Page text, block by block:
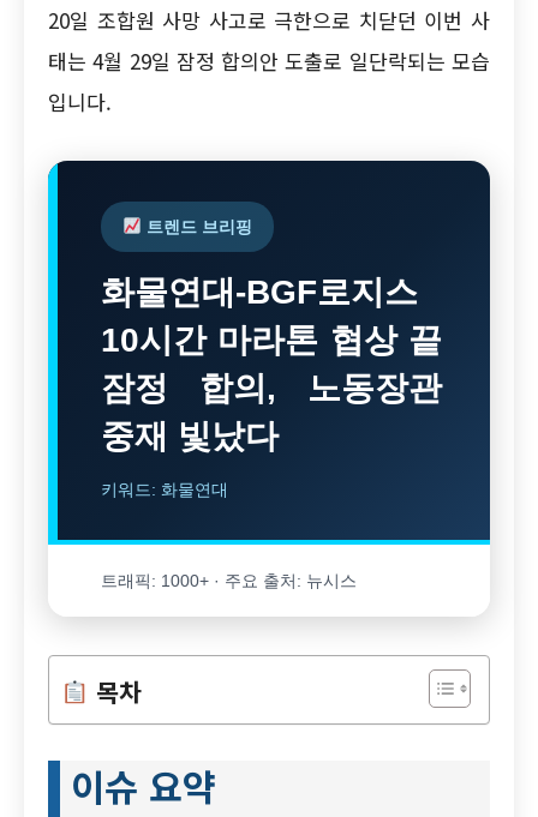
20일 조합원 사망 사고로 극한으로 치닫던 이번 사
태는 4월 29일 잠정 합의안 도출로 일단락되는 모습
입니다.
트렌드 브리핑
화물연대-BGF로지스
10시간 마라톤 협상 끝
잠정 합의, 노동장관
중재 빛났다
키워드: 화물연대
트래픽: 1000+ · 주요 출처: 뉴시스
목차
이슈 요약